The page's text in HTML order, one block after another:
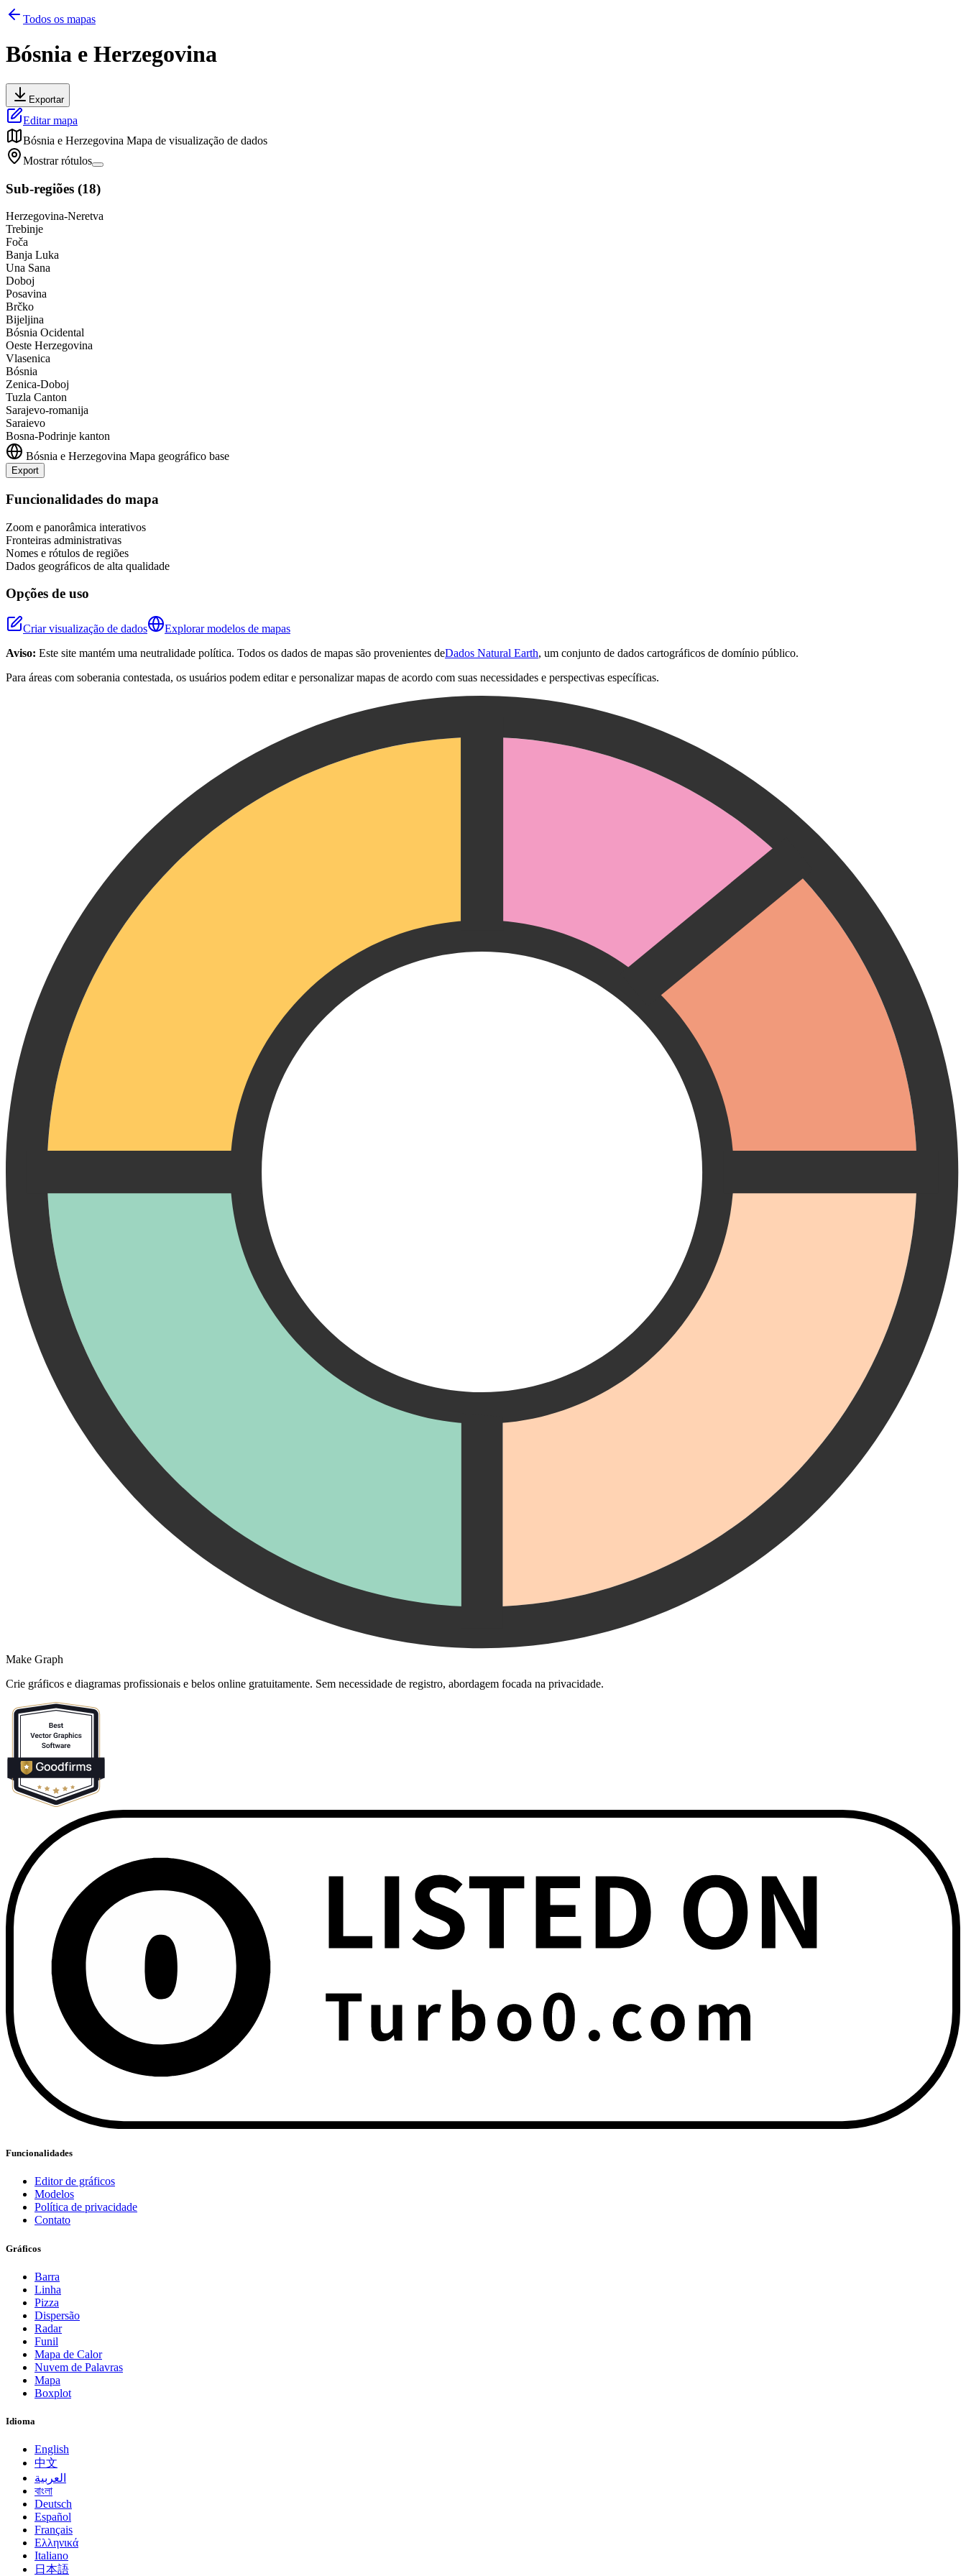
Todos os mapas
Bósnia e Herzegovina
Exportar
Editar mapa
Bósnia e Herzegovina Mapa de visualização de dados
Mostrar rótulos
Sub-regiões (18)
Herzegovina-Neretva
Trebinje
Foča
Banja Luka
Una Sana
Doboj
Posavina
Brčko
Bijeljina
Bósnia Ocidental
Oeste Herzegovina
Vlasenica
Bósnia
Zenica-Doboj
Tuzla Canton
Sarajevo-romanija
Saraievo
Bosna-Podrinje kanton
Bósnia e Herzegovina Mapa geográfico base
Export
+
Funcionalidades do mapa
Zoom e panorâmica interativos
Fronteiras administrativas
Nomes e rótulos de regiões
Dados geográficos de alta qualidade
Opções de uso
Criar visualização de dados
Explorar modelos de mapas
Aviso: Este site mantém uma neutralidade política. Todos os dados de mapas são provenientes deDados Natural Earth, um conjunto de dados cartográficos de domínio público.
Para áreas com soberania contestada, os usuários podem editar e personalizar mapas de acordo com suas necessidades e perspectivas específicas.
Make Graph
Crie gráficos e diagramas profissionais e belos online gratuitamente. Sem necessidade de registro, abordagem focada na privacidade.
Funcionalidades
Editor de gráficos
Modelos
Política de privacidade
Contato
Gráficos
Barra
Linha
Pizza
Dispersão
Radar
Funil
Mapa de Calor
Nuvem de Palavras
Mapa
Boxplot
Idioma
English
中文
العربية
বাংলা
Deutsch
Español
Français
Ελληνικά
Italiano
日本語